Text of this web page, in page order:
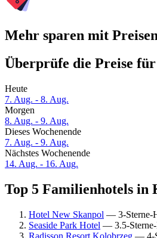
Mehr sparen mit
Überprüfe die Preise für
Heute
7. Aug. - 8. Aug.
Morgen
8. Aug. - 9. Aug.
Dieses Wochenende
7. Aug. - 9. Aug.
Nächstes Wochenende
14. Aug. - 16. Aug.
Top 5 Familienhotels in
Hotel New Skanpol — 3-Sterne-
Seaside Park Hotel — 3.5-
Radisson Resort Kolobrzeg — 4-